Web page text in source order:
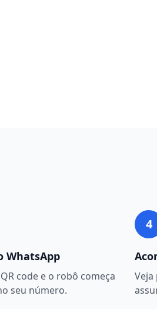
WhatsApp
code e o robô começa
seu número.
4